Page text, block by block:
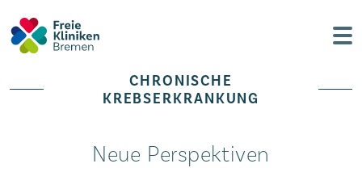
CHRONISCHE
KREBSERKRANKUNG
Neue Perspektiven